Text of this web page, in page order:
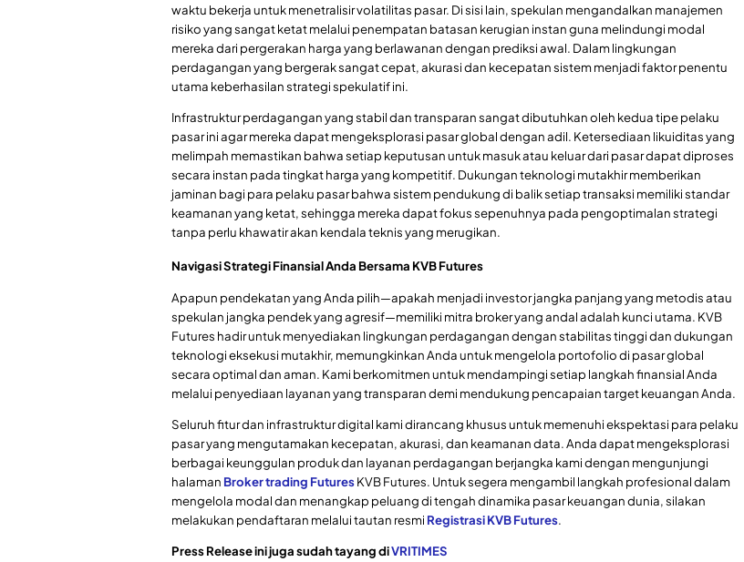
waktu bekerja untuk menetralisir volatilitas pasar. Di sisi lain, spekulan mengandalkan manajemen
risiko yang sangat ketat melalui penempatan batasan kerugian instan guna melindungi modal
mereka dari pergerakan harga yang berlawanan dengan prediksi awal. Dalam lingkungan
perdagangan yang bergerak sangat cepat, akurasi dan kecepatan sistem menjadi faktor penentu
utama keberhasilan strategi spekulatif ini.
Infrastruktur perdagangan yang stabil dan transparan sangat dibutuhkan oleh kedua tipe pelaku
pasar ini agar mereka dapat mengeksplorasi pasar global dengan adil. Ketersediaan likuiditas yang
melimpah memastikan bahwa setiap keputusan untuk masuk atau keluar dari pasar dapat diproses
secara instan pada tingkat harga yang kompetitif. Dukungan teknologi mutakhir memberikan
jaminan bagi para pelaku pasar bahwa sistem pendukung di balik setiap transaksi memiliki standar
keamanan yang ketat, sehingga mereka dapat fokus sepenuhnya pada pengoptimalan strategi
tanpa perlu khawatir akan kendala teknis yang merugikan.
Navigasi Strategi Finansial Anda Bersama KVB Futures
Apapun pendekatan yang Anda pilih—apakah menjadi investor jangka panjang yang metodis atau
spekulan jangka pendek yang agresif—memiliki mitra broker yang andal adalah kunci utama. KVB
Futures hadir untuk menyediakan lingkungan perdagangan dengan stabilitas tinggi dan dukungan
teknologi eksekusi mutakhir, memungkinkan Anda untuk mengelola portofolio di pasar global
secara optimal dan aman. Kami berkomitmen untuk mendampingi setiap langkah finansial Anda
melalui penyediaan layanan yang transparan demi mendukung pencapaian target keuangan Anda.
Seluruh fitur dan infrastruktur digital kami dirancang khusus untuk memenuhi ekspektasi para pelaku
pasar yang mengutamakan kecepatan, akurasi, dan keamanan data. Anda dapat mengeksplorasi
berbagai keunggulan produk dan layanan perdagangan berjangka kami dengan mengunjungi
halaman Broker trading FuturesKVB Futures. Untuk segera mengambil langkah profesional dalam
mengelola modal dan menangkap peluang di tengah dinamika pasar keuangan dunia, silakan
melakukan pendaftaran melalui tautan resmi Registrasi KVB Futures.
Press Release ini juga sudah tayang diVRITIMES